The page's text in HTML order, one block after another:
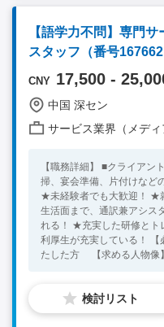
【語学力不問】専門
スタッフ（番号167662
CNY 17,500 -
中国 深セン
サービス業界（メディア/広告/コ
【職務詳細】 ■クライアン
掃、宴会準備、片付けなどの業
★未経験者でも大歓迎！ ★
生活面まで、通訳兼アシス
れる！ ★充実した研修とト
利厚生が充実している！ 【必須条件】 ■中国就労ビザ基準を満
たした方 【求める人物像】 ■清潔感がある、清掃のお仕事で
中国日系企業就職 中国
ス 清掃 片付け 掃除
検討リスト